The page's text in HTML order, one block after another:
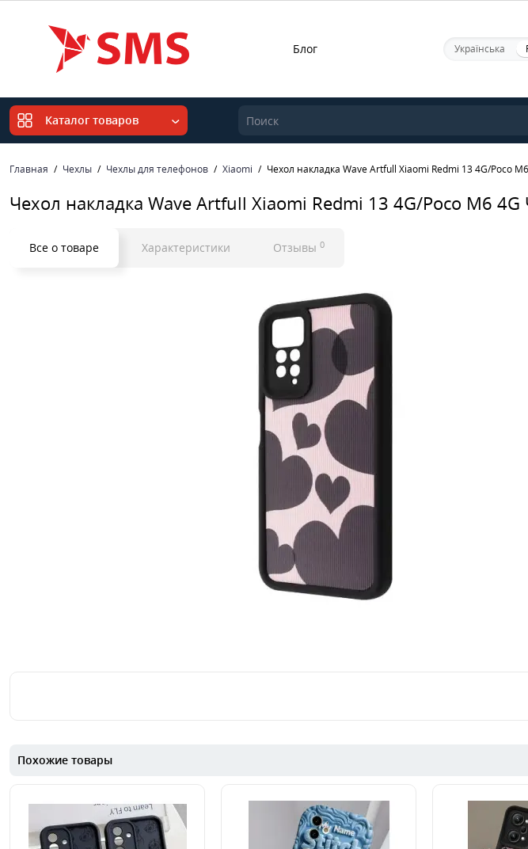
Блог Українська
Каталог товаров
Главная Чехлы Чехлы для телефонов Xiaomi Чехол накладка Wave Artfull Xiaomi Redmi 13 4G/Poco
Чехол накладка Wave Artfull Xiaomi Redmi 13 4G/Poco M6
Все о товаре Характеристики Отзывы 0
Похожие товары